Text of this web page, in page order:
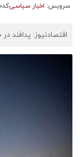
سرویس: اخبار سیاسی
اقتصادنیوز: پدافند